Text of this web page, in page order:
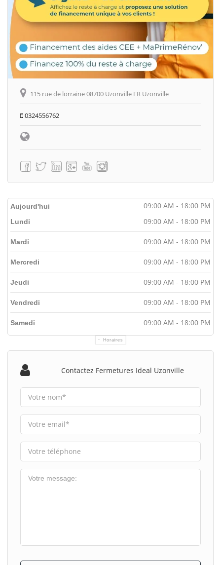
115 rue de lorraine 08700 Uzonville FR Uzonville
0324556762
Aujourd'hui 09:00 AM - 18:00 PM
Horaires
Lundi 09:00 AM - 18:00 PM
Mardi 09:00 AM - 18:00 PM
Mercredi 09:00 AM - 18:00 PM
Jeudi 09:00 AM - 18:00 PM
Vendredi 09:00 AM - 18:00 PM
Samedi 09:00 AM - 18:00 PM
Contactez Fermetures Ideal Uzonville